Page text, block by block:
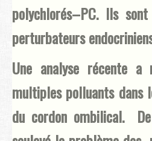
polychlorés–PC. Ils
perturbateurs
Une analyse récente
multiples polluants dans
du cordon ombilical.